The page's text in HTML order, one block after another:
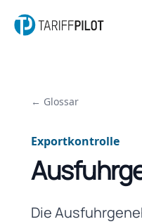
← Glossar
Exportkontrolle
Die